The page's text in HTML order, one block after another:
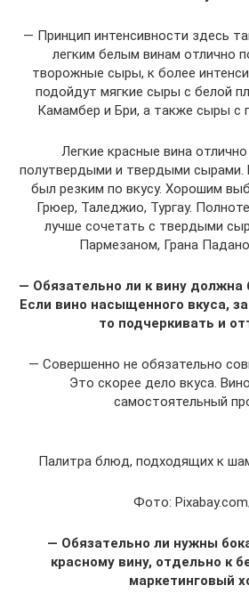
— Принцип интенсивности здесь
легким белым винам отлично
творожные сыры, к более
подойдут мягкие сыры с белой
Камамбер и Бри, а также сыры с
Легкие красные вина
полутвердыми и твердыми
был резким по вкусу. Хорошим
Грюер, Таледжио, Тургау.
лучше сочетать с твердыми
Пармезаном, Грана
— Обязательно ли к вину должна
Если вино насыщенного вкуса,
то подчеркивать и
— Совершенно не обязательно
Это скорее дело вкуса.
самостоятельный
Палитра блюд, подходящих к
Фото:
— Обязательно ли нужны
красному вину, отдельно к
маркетинговый